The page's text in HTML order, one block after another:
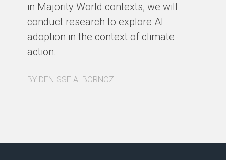
in Majority World contexts, we will
conduct research to explore AI
adoption in the context of climate
action.
BY DENISSE ALBORNOZ